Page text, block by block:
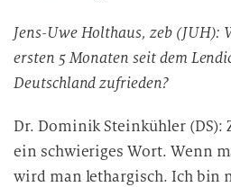
Jens-Uwe Holthaus, zeb (JUH):
ersten 5 Monaten seit dem
Deutschland zufrieden?
Dr. Dominik Steinkühler
ein schwieriges Wort. Wenn
wird man lethargisch. Ich bin